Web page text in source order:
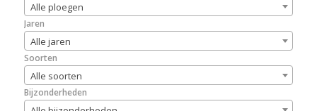
Alle ploegen
Jaren
Alle jaren
Soorten
Alle soorten
Bijzonderheden